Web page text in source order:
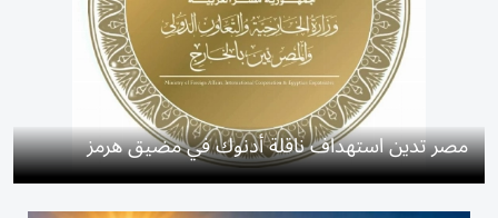
مصر تدين استهداف ناقلة أدنوك في مضيق هرمز